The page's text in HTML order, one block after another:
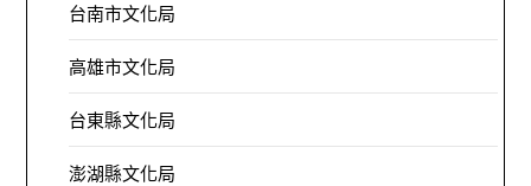
台南市文化局
高雄市文化局
台東縣文化局
澎湖縣文化局